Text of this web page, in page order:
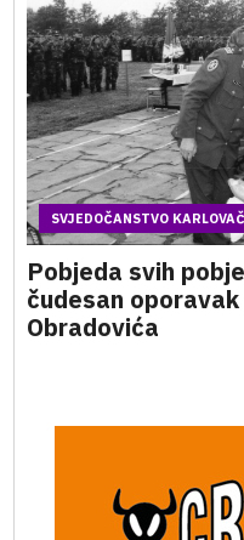
SVJEDOČANSTVO
Pobjeda svih
čudesan oporavak
Obradovića